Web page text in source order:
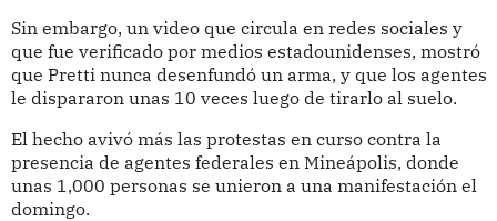
Sin embargo, un video que circula en redes sociales y
que fue verificado por medios estadounidenses, mostró
que Pretti nunca desenfundó un arma, y que los agentes
le dispararon unas 10 veces luego de tirarlo al suelo.
El hecho avivó más las protestas en curso contra la
presencia de agentes federales en Mineápolis, donde
unas 1,000 personas se unieron a una manifestación el
domingo.